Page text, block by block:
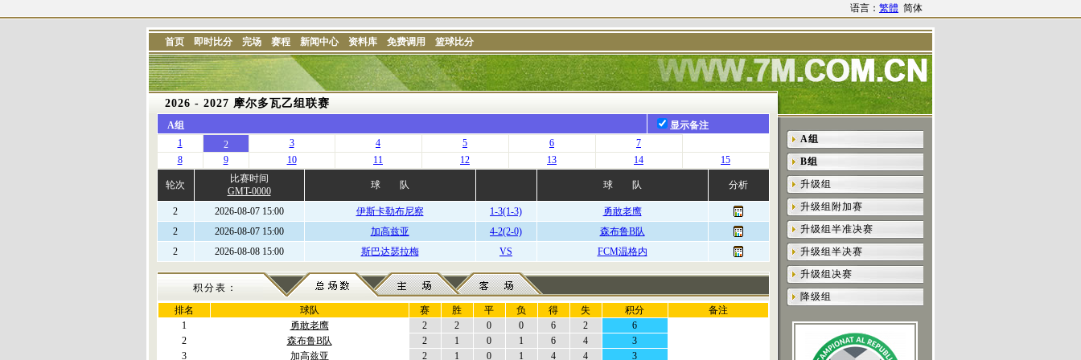
语言： 繁體 简体
首页 即时比分 完场 赛程 新闻中心 资料库 免费调用 篮球比分
2026 - 2027 摩尔多瓦乙组联赛
A组
显示备注
1
2 3 4 5 6
7
8
9 10 11 12 13 14 15
轮次
比赛时间
GMT-0000
球 队 球 队 分析
2 2026-08-07 15:00 伊斯卡勒布尼察 1-3(1-3)
勇敢老鹰
2
2026-08-07 15:00 加高兹亚 4-2(2-0)
森布鲁B队
2
2026-08-08 15:00 斯巴达瑟拉梅 VS FCM温格内
积分表：
排名
球队 赛 胜 平 负 得 失 积分
备注
1
勇敢老鹰 2 2 0 0 6 2
6
2
森布鲁B队 2 1 0 1 6 4
3
3
加高兹亚 2 1 0 1 4 4
3
A组
B组
升级组
升级组附加赛
升级组半准决赛
升级组半决赛
升级组决赛
降级组